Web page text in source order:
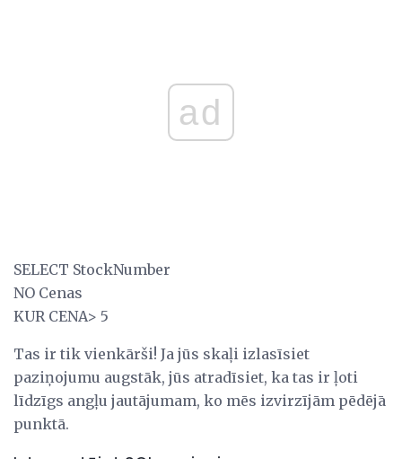
ad
SELECT StockNumber
NO Cenas
KUR CENA> 5
Tas ir tik vienkārši! Ja jūs skaļi izlasīsiet
paziņojumu augstāk, jūs atradīsiet, ka tas ir ļoti
līdzīgs angļu jautājumam, ko mēs izvirzījām pēdējā
punktā.